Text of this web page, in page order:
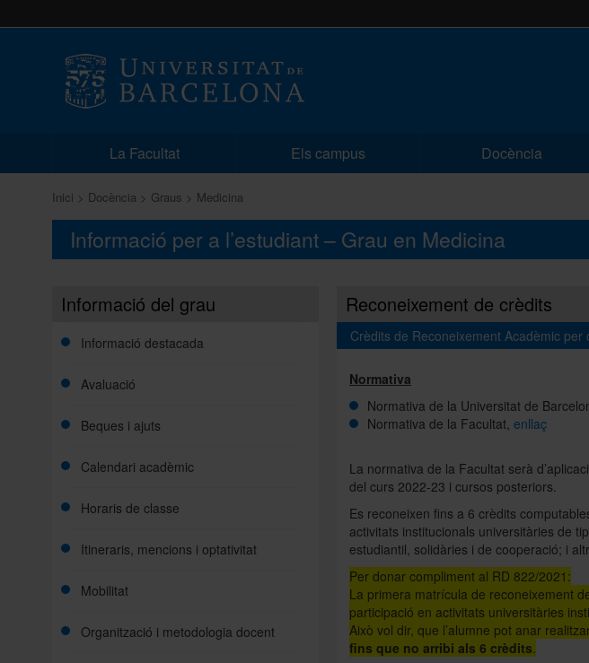
La Facultat Els campus Docència
Inici Docència Graus Medicina
Informació per a l’estudiant – Grau en Medicina
Informació del grau
Informació destacada
Avaluació
Beques i ajuts
Calendari acadèmic
Horaris de classe
Aules
Itineraris, mencions i optativitat
Mobilitat
Organització i metodologia docent
Reconeixement de crèdits
Crèdits de Reconeixement Acadèmic per
Normativa
Normativa de la Universitat de
Normativa de la Facultat, enllaç
La normativa de la Facultat serà
del curs 2022-23 i cursos posteriors.
Es reconeixen fins a 6 crèdits
activitats institucionals universitàries de
estudiantil, solidàries i de cooperació; i
Per donar compliment al RD 822/2021:
La primera matrícula de reconeixement
participació en activitats universitàries
Això vol dir, que l’alumne pot anar
fins que no arribi als 6 crèdits.